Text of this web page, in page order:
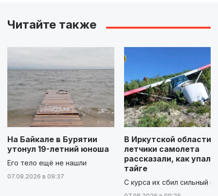
Читайте также
На Байкале в Бурятии
утонул 19-летний юноша
Его тело ещё не нашли
07.08.2026 в 09:37
В Иркутской области
летчики самолета
рассказали, как упали
тайге
С курса их сбил сильный